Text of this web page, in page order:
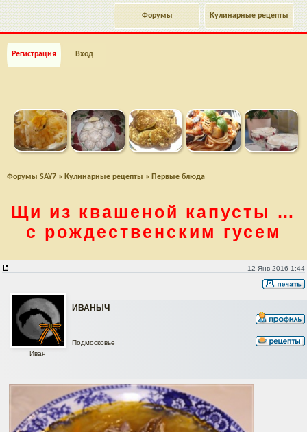
Кулинарные рецепты
Форумы
Регистрация Вход
Форумы SAY7 » Кулинарные рецепты » Первые блюда
Щи из квашеной капусты …
с рождественским гусем
12 Янв 2016 1:44
ИВАНЫЧ
Иван
Подмосковье